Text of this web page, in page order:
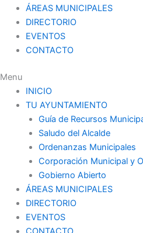
ÁREAS MUNICIPALES
DIRECTORIO
EVENTOS
CONTACTO
Menu
INICIO
TU AYUNTAMIENTO
Guía de Recursos
Saludo del Alcalde
Ordenanzas Municipales
Corporación Municipal y
Gobierno Abierto
ÁREAS MUNICIPALES
DIRECTORIO
EVENTOS